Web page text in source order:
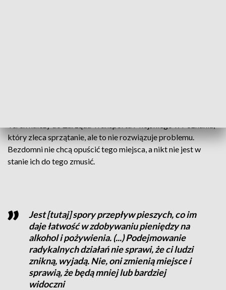
który zleca sprzątanie, ale to nie rozwiązuje problemu.
Bezdomni nie chcą opuścić tego miejsca, a nikt nie jest w
stanie ich do tego zmusić.
Jest [tutaj] spory przepływ pieszych, co im
daje łatwość w zdobywaniu pieniędzy na
alkohol i pożywienia. (...) Podejmowanie
radykalnych działań nie sprawi, że ci ludzi
znikną, wyjadą. Nie, oni zmienią miejsce i
sprawią, że będą mniej lub bardziej
widoczni